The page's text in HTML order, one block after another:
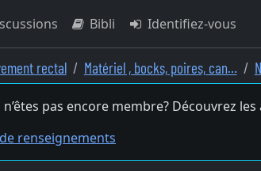
Bibli Identifiez-vous
rectal Matériel , bocks, poires, can…
n’êtes pas encore membre? Découvrez
renseignements